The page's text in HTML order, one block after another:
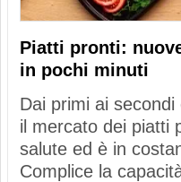
Piatti pronti:
in pochi minuti
Dai primi ai
il mercato dei piatti
salute ed è in
Complice la